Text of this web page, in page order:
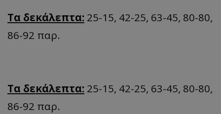
Τα δεκάλεπτα: 25-15, 42-25, 63-45, 80-80,
86-92 παρ.
Τα δεκάλεπτα: 25-15, 42-25, 63-45, 80-80,
86-92 παρ.